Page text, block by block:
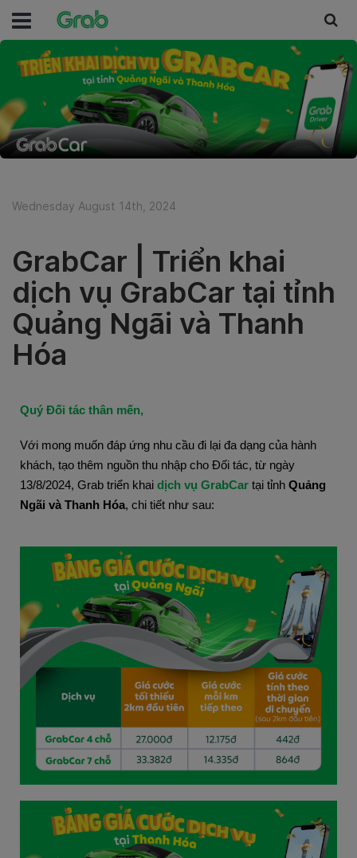
Wednesday August 14th, 2024
GrabCar | Triển khai
dịch vụ GrabCar tại tỉnh
Quảng Ngãi và Thanh
Hóa
Quý Đối tác thân mến,
Với mong muốn đáp ứng nhu cầu đi lại đa dạng của hành
khách, tạo thêm nguồn thu nhập cho Đối tác, từ ngày
13/8/2024, Grab triển khai dịch vụ GrabCar tại tỉnh Quảng
Ngãi và Thanh Hóa, chi tiết như sau: